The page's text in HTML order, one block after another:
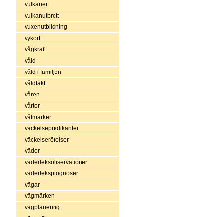
vulkaner
vulkanutbrott
vuxenutbildning
vykort
vågkraft
våld
våld i familjen
våldtäkt
våren
vårtor
våtmarker
väckelsepredikanter
väckelserörelser
väder
väderleksobservationer
väderleksprognoser
vägar
vägmärken
vägplanering